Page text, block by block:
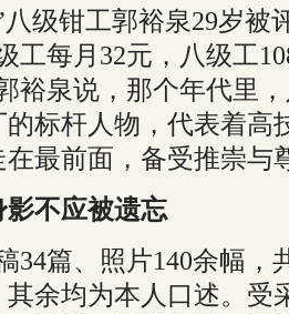
八级钳工郭裕泉29岁被
工每月32元，八级工
裕泉说，那个年代里
标杆人物，代表着高
在最前面，备受推崇与
影不应被遗忘
34篇、照片140余幅，
余均为本人口述。受